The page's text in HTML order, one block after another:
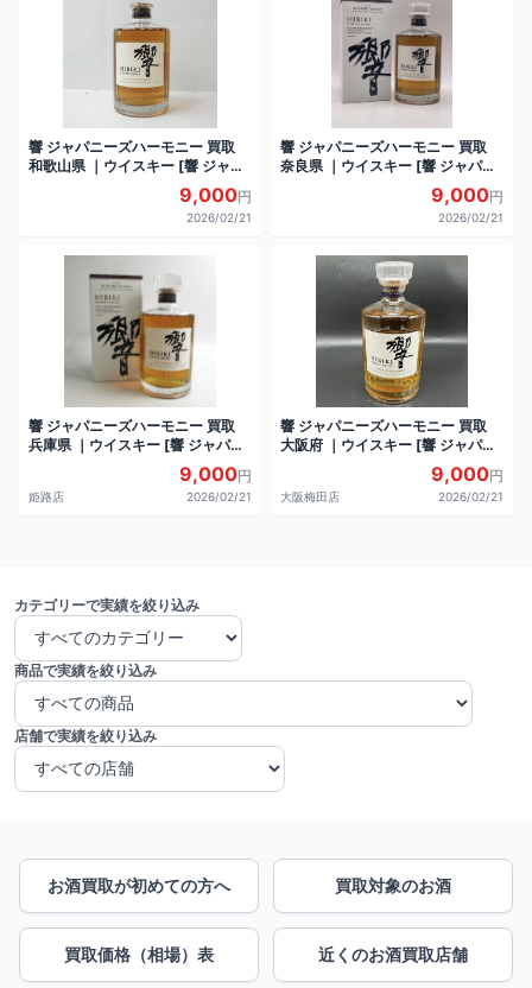
響 ジャパニーズハーモニー 買取
和歌山県 ｜ウイスキー [響 ジャパ
ニーズハーモニー]をお酒9,000円
2026/02/21
響 ジャパニーズハーモニー 買取
奈良県 ｜ウイスキー [響 ジャパニ
9,000円
2026/02/21
響 ジャパニーズハーモニー 買取
兵庫県 ｜ウイスキー [響 ジャパニ
9,000円
姫路店 2026/02/21
響 ジャパニーズハーモニー 買取
大阪府 ｜ウイスキー [響 ジャパニ
9,000円
大阪梅田店 2026/02/21
カテゴリーで実績を絞り込み
商品で実績を絞り込み
店舗で実績を絞り込み
お酒買取が初めての方へ 買取対象のお酒
買取価格（相場）表 近くのお酒買取店舗